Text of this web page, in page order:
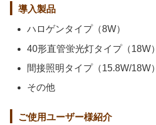
導入製品
ハロゲンタイプ（8W）
40形直管蛍光灯タイプ（18W）
間接照明タイプ（15.8W/18W）
その他
ご使用ユーザー様紹介